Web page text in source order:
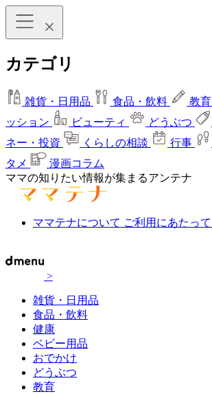
カテゴリ
雑貨・日用品 食品・飲料 教育
ッション
ビューティ どうぶつ
ネー・投資
くらしの相談 行事
タメ
漫画コラム
ママの知りたい情報が集まるアンテナ
ママテナについて ご利用にあたって
>
雑貨・日用品
食品・飲料
健康
ベビー用品
おでかけ
どうぶつ
教育